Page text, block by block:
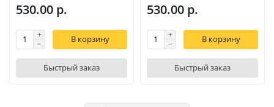
530.00 р.
В корзину
Быстрый заказ
530.00 р.
В корзину
Быстрый заказ